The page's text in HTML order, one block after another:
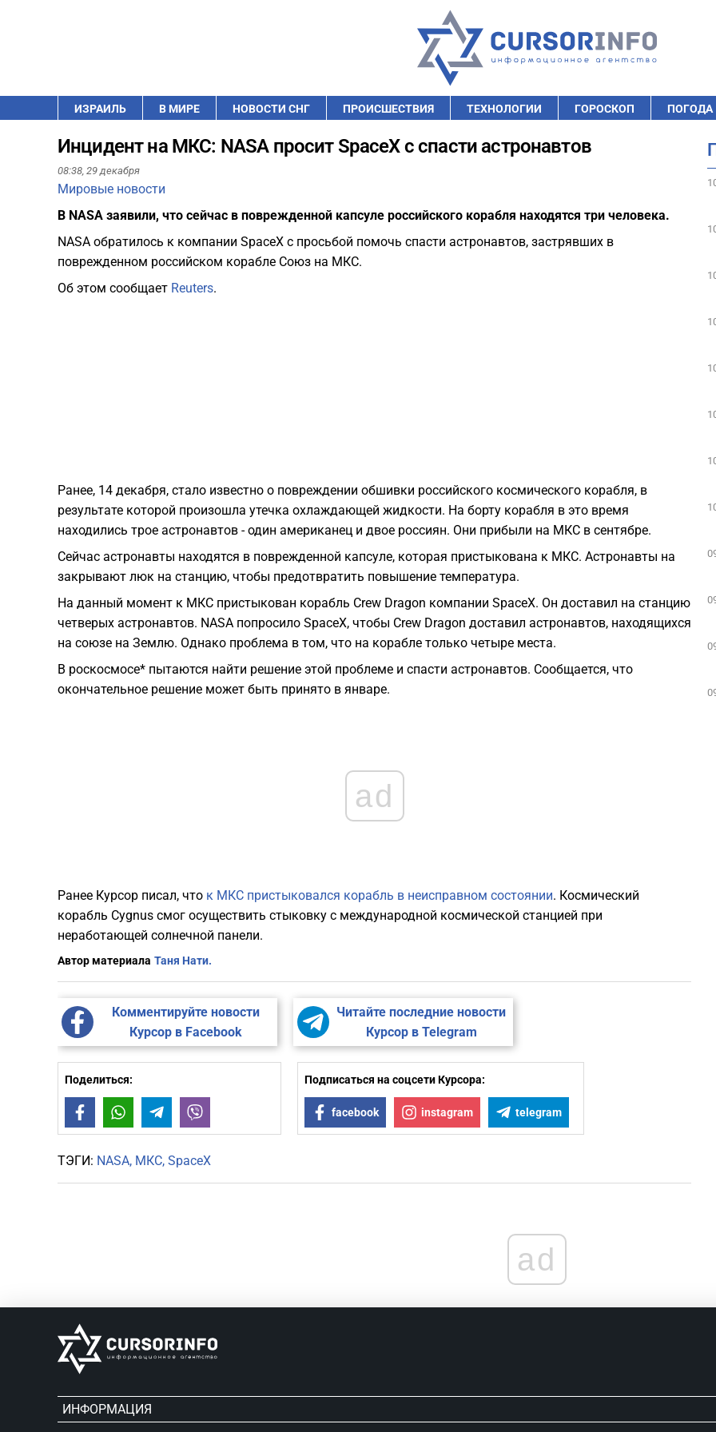
ИЗРАИЛЬ В МИРЕ НОВОСТИ СНГ ПРОИСШЕСТВИЯ ТЕХНОЛОГИИ ГОРОСКОП ПОГОДА
Инцидент на МКС: NASA просит SpaceX с спасти астронавтов
08:38, 29 декабря
Мировые новости
В NASA заявили, что сейчас в поврежденной капсуле российского корабля находятся три человека.
NASA обратилось к компании SpaceX с просьбой помочь спасти астронавтов, застрявших в
поврежденном российском корабле Союз на МКС.
Об этом сообщает Reuters.
Ранее, 14 декабря, стало известно о повреждении обшивки российского космического корабля, в
результате которой произошла утечка охлаждающей жидкости. На борту корабля в это время
находились трое астронавтов - один американец и двое россиян. Они прибыли на МКС в сентябре.
Сейчас астронавты находятся в поврежденной капсуле, которая пристыкована к МКС. Астронавты на
закрывают люк на станцию, чтобы предотвратить повышение температура.
На данный момент к МКС пристыкован корабль Crew Dragon компании SpaceX. Он доставил на станцию
четверых астронавтов. NASA попросило SpaceX, чтобы Crew Dragon доставил астронавтов, находящихся
на союзе на Землю. Однако проблема в том, что на корабле только четыре места.
В роскосмосе* пытаются найти решение этой проблеме и спасти астронавтов. Сообщается, что
окончательное решение может быть принято в январе.
ad
Ранее Курсор писал, что к МКС пристыковался корабль в неисправном состоянии. Космический
корабль Cygnus смог осуществить стыковку с международной космической станцией при
неработающей солнечной панели.
Автор материала Таня Нати.
Комментируйте новости
Курсор в Facebook
Читайте последние новости
Курсор в Telegram
Поделиться:
FacebookWhatsAppTelegram
Подписаться на соцсети Курсора:
facebook instagram telegram
ТЭГИ: NASA МКС SpaceX
ad
ИНФОРМАЦИЯ